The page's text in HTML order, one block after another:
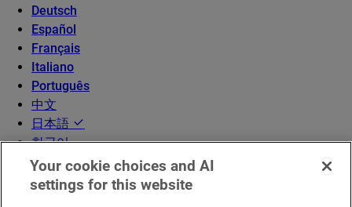
Deutsch
Español
Français
Italiano
Português
中文
日本語
한국어
Your cookie choices and AI
settings for this website